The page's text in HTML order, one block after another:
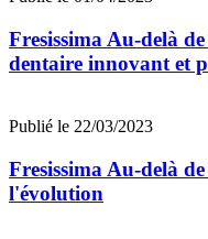
Fresissima Au-delà
dentaire innovant et
Publié le 22/03/2023
Fresissima Au-delà
l'évolution